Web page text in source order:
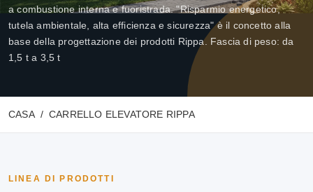
a combustione interna e fuoristrada. "Risparmio energetico,
tutela ambientale, alta efficienza e sicurezza" è il concetto alla
base della progettazione dei prodotti Rippa. Fascia di peso: da
1,5 t a 3,5 t
CASA CARRELLO ELEVATORE RIPPA
LINEA DI PRODOTTI